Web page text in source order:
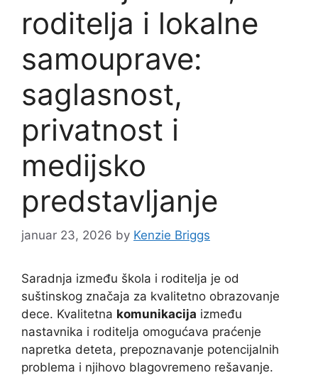
roditelja i lokalne
samouprave:
saglasnost,
privatnost i
medijsko
predstavljanje
januar 23, 2026 by Kenzie Briggs
Saradnja između škola i roditelja je od
suštinskog značaja za kvalitetno obrazovanje
dece. Kvalitetna komunikacija između
nastavnika i roditelja omogućava praćenje
napretka deteta, prepoznavanje potencijalnih
problema i njihovo blagovremeno rešavanje.